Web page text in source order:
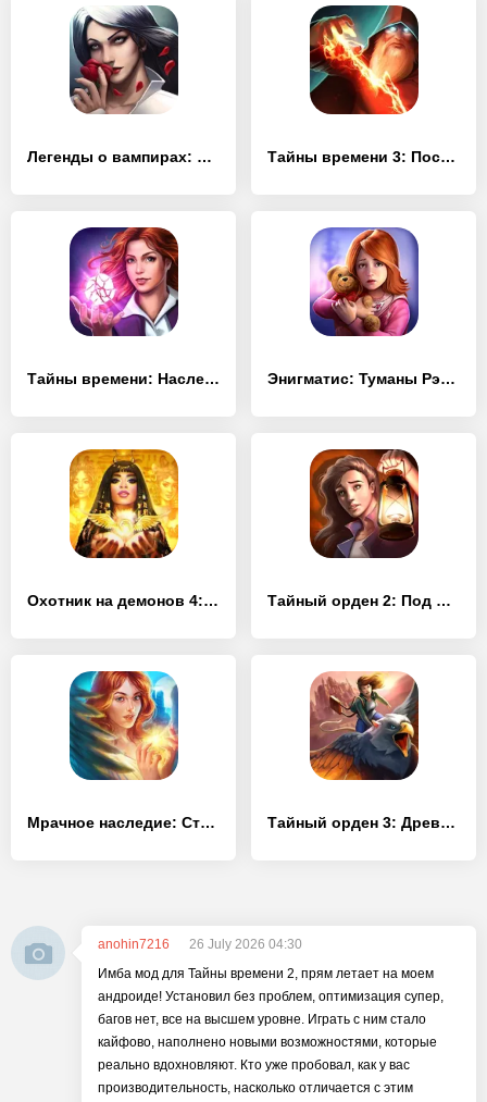
Легенды о вампирах: Тайны Кисиловы (Full) Тайны времени 3: Последняя загадка (Full)
Тайны времени: Наследие (Full) Энигматис: Туманы Рэйвенвуда (Full)
Охотник на демонов 4: Тайны Древнего Египта (Full) Тайный орден 2: Под маской (Full)
Мрачное наследие: Стражи надежды (Full) Тайный орден 3: Древние времена (Full)
anohin7216
26 July 2026 04:30
Имба мод для Тайны времени 2, прям летает на моем
андроиде! Установил без проблем, оптимизация супер,
багов нет, все на высшем уровне. Играть с ним стало
кайфово, наполнено новыми возможностями, которые
реально вдохновляют. Кто уже пробовал, как у вас
производительность, насколько отличается с этим